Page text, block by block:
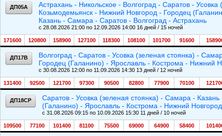
ДП05А
Астрахань - Никольское - Волгоград - Саратов -
Козьмодемьянск - Нижний Новгород - Городец
Казань - Самара - Саратов - Волгоград - Астрахань
c 28.08.2026 21:00 по 12.09.2026 14:00 16 дней / 15 ночей
171600 120800 158900 127100 118300 108100 101700 91600
ДП17В
Волгоград - Саратов - Усовка (зеленая стоянка) -
Городец (Галанино) - Ярославль - Кострома - Нижний
c 30.08.2026 12:00 по 11.09.2026 14:30 13 дней / 12 ночей
131400 92500 121700 97300 90500 82800 77900 70100
ДП18СР
Саратов - Усовка (зеленая стоянка) - Самара -
(Галанино) - Ярославль - Кострома - Нижний
c 31.08.2026 09:15 по 10.09.2026 15:30 11 дней / 10 ночей
109500 77100 101400 81100 75500 69000 64900 58400